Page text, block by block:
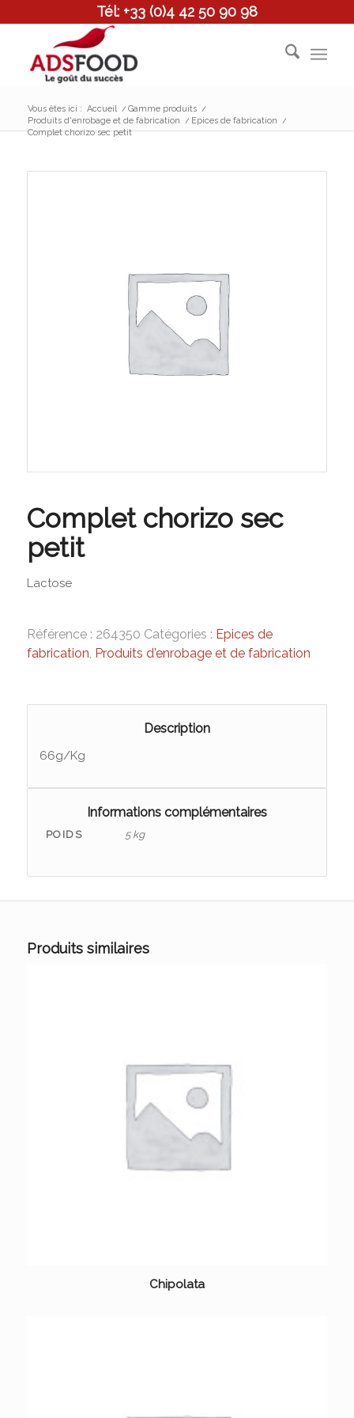
Tél: +33 (0)4 42 50 90 98
Vous êtes ici : Accueil / Gamme produits /
Produits d'enrobage et de fabrication / Epices de fabrication /
Complet chorizo sec petit
Complet chorizo sec
petit
Lactose
Référence : 264350 Catégories : Epices de
fabrication Produits d'enrobage et de fabrication
Description
66g/Kg
Informations complémentaires
POIDS 5 kg
Produits similaires
Chipolata